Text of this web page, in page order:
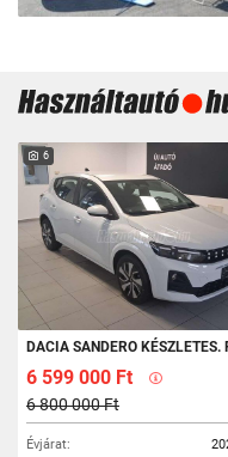
6
DACIA SANDERO KÉSZLETES.
6 599 000 Ft
6 800 000 Ft
Évjárat: